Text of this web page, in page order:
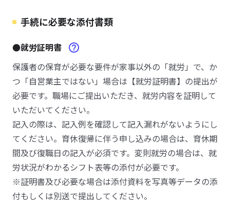
手続に必要な添付書類
●就労証明書
保護者の保育が必要な要件が家事以外の「就労」で、か
つ「自営業主ではない」場合は【就労証明書】の提出が
必要です。職場にご提出いただき、就労内容を証明して
いただいてください。
記入の際は、記入例を確認して記入漏れがないようにし
てください。育休復帰に伴う申し込みの場合は、育休期
間及び復職日の記入が必須です。変則就労の場合は、就
労状況がわかるシフト表等の添付が必要です。
※証明書及び必要な場合は添付資料を写真等データの添
付もしくは別送で提出してください。